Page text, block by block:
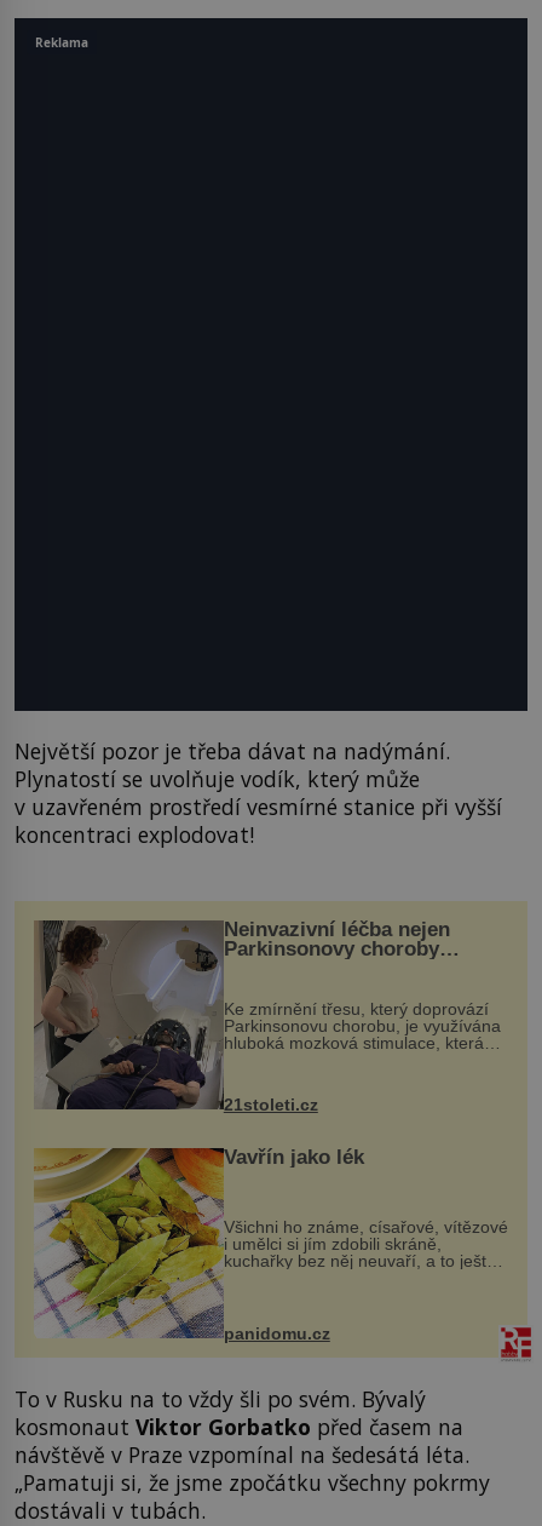
Největší pozor je třeba dávat na nadýmání.
Plynatostí se uvolňuje vodík, který může
v uzavřeném prostředí vesmírné stanice při vyšší
koncentraci explodovat!
Neinvazivní léčba nejen
Parkinsonovy choroby
Ke zmírnění třesu, který doprovází
Parkinsonovu chorobu, je využívána
hluboká mozková stimulace, která
však vyžaduje vysoce invazivní
zákrok. Ultrazvuk zase není vhodný
k dostatečně přesnému zacílení ...
21stoleti.cz
Vavřín jako lék
Všichni ho známe, císařové, vítězové
i umělci si jím zdobili skráně,
kuchařky bez něj neuvaří, a to ještě
nevíte, že bobkový list může výrazně
zmírnit některé naše neduhy.
Obsahuje v malém množství ně...
panidomu.cz
To v Rusku na to vždy šli po svém. Bývalý
kosmonaut Viktor Gorbatko před časem na
návštěvě v Praze vzpomínal na šedesátá léta.
„Pamatuji si, že jsme zpočátku všechny pokrmy
dostávali v tubách.
Reklama